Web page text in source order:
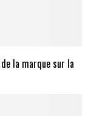
la marque sur la